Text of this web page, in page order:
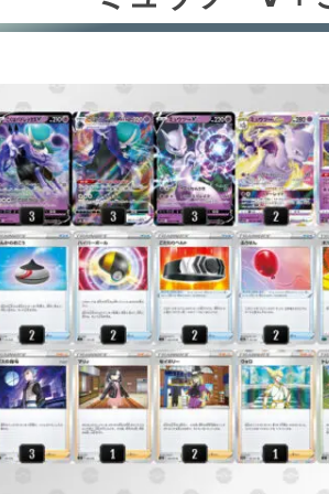
ヒスイダイケンキV
ケッキングV
ダークライV
ヒスイウインディ
れんげきウーラオスV
ターボディアルガ
ハピナスV+ミルタンク